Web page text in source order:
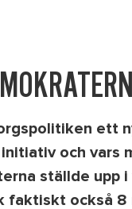
ett
och
ställde upp
faktiskt också 8